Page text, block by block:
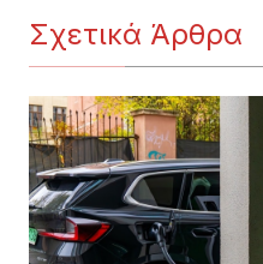
Σχετικά Άρθρα